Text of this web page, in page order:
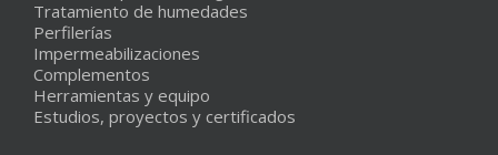
Tratamiento de humedades
Perfilerías
Impermeabilizaciones
Complementos
Herramientas y equipo
Estudios, proyectos y certificados